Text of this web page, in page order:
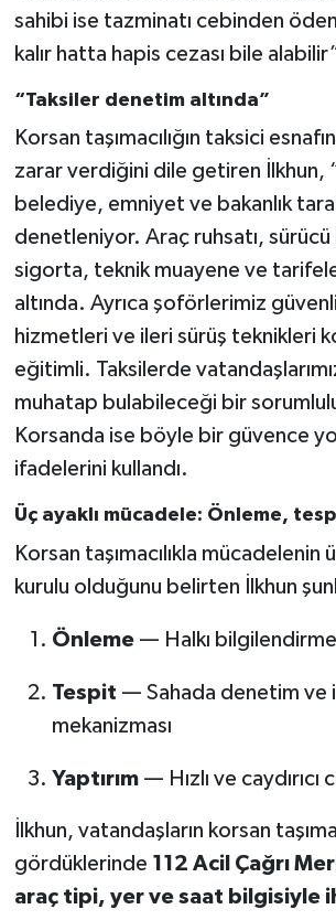
sahibi ise tazminatı cebinden
kalır hatta hapis cezası bile
“Taksiler denetim altında”
Korsan taşımacılığın taksici
zarar verdiğini dile getiren İlkhun,
belediye, emniyet ve bakanlık
denetleniyor. Araç ruhsatı,
sigorta, teknik muayene ve
altında. Ayrıca şoförlerimiz
hizmetleri ve ileri sürüş teknikleri
eğitimli. Taksilerde
muhatap bulabileceği bir
Korsanda ise böyle bir güvence
ifadelerini kullandı.
Üç ayaklı mücadele: Önleme,
Korsan taşımacılıkla mücadelenin
kurulu olduğunu belirten İlkhun
Önleme— Halkı bilgilendirme
Tespit — Sahada denetim ve
mekanizması
Yaptırım— Hızlı ve caydırıcı
İlkhun, vatandaşların korsan
gördüklerinde 112 Acil Çağrı
araç tipi, yer ve saat bilgisiyle